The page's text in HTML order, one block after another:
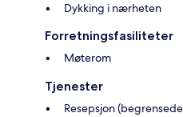
Dykking i nærheten
Forretningsfasiliteter
Møterom
Tjenester
Resepsjon